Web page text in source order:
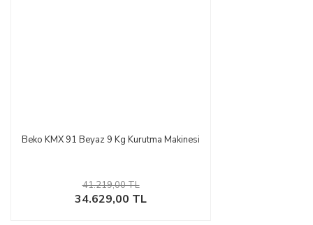
Beko KMX 91 Beyaz 9 Kg Kurutma Makinesi
34.629,00 TL
41.219,00 TL